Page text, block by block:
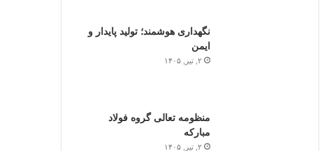
نگهداری هوشمند؛ تولید پایدار و
ایمن
۲, تیر, ۱۴۰۵
منظومه تعالی گروه فولاد
مبارکه
۲, تیر, ۱۴۰۵